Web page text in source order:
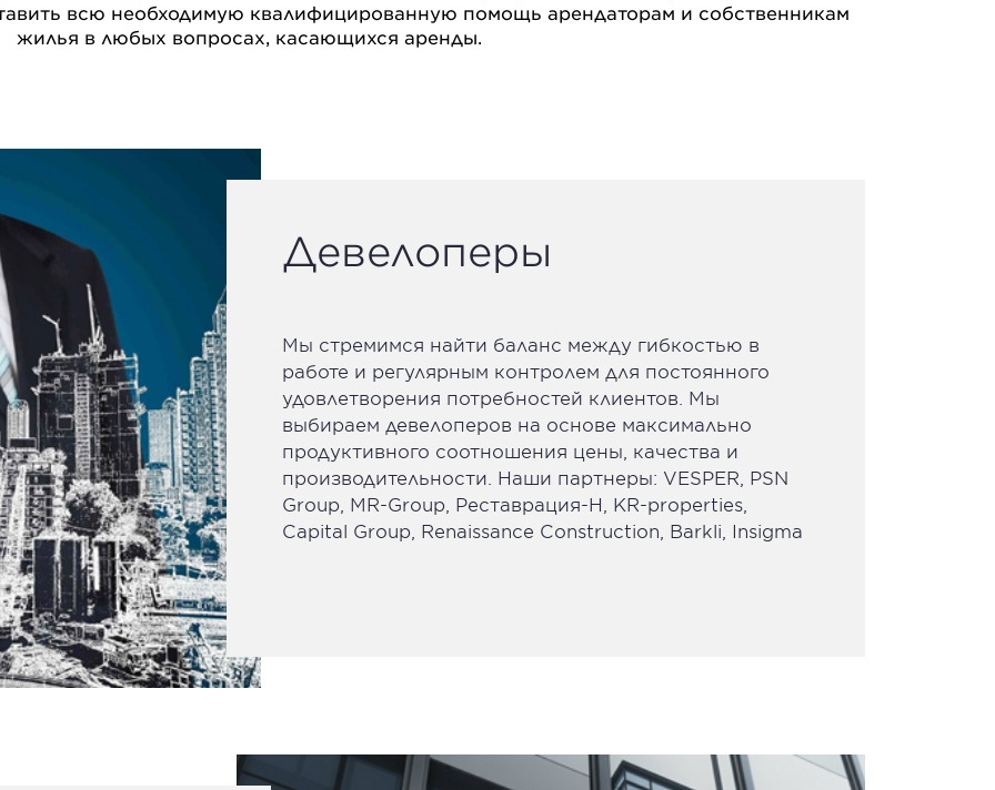
всю необходимую квалифицированную помощь арендаторам и собственникам
жилья в любых вопросах, касающихся аренды.
Девелоперы
Мы стремимся найти баланс между гибкостью в
работе и регулярным контролем для постоянного
удовлетворения потребностей клиентов. Мы
выбираем девелоперов на основе максимально
продуктивного соотношения цены, качества и
производительности. Наши партнеры: VESPER, PSN
Group, MR-Group, Реставрация-Н, KR-properties,
Capital Group, Renaissance Construction, Barkli, Insigma